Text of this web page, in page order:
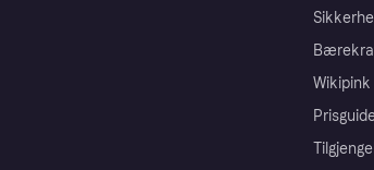
Wikipink